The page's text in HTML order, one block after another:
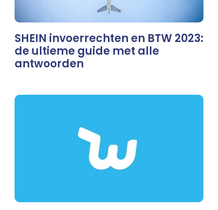
SHEIN invoerrechten en BTW 2023:
de ultieme guide met alle
antwoorden